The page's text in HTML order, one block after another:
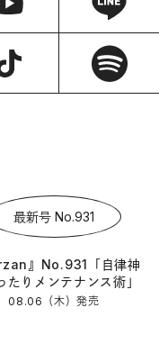
最新号 No.931
』No.931「自律神
たりメンテナンス術」
08.06（木）発売